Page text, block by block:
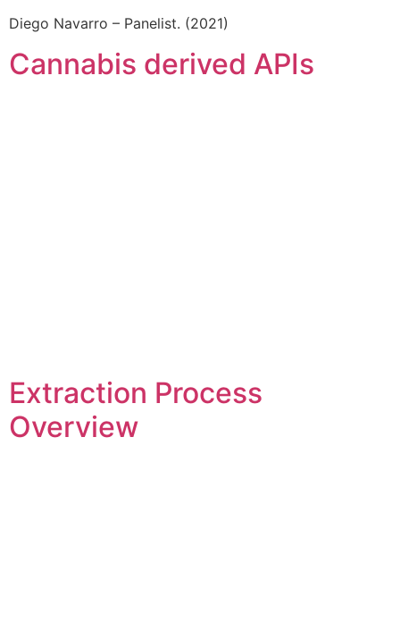
Diego Navarro – Panelist. (2021)
Cannabis derived APIs
Extraction Process
Overview